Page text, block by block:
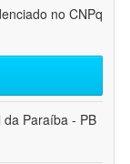
no CNPq
Paraíba - PB